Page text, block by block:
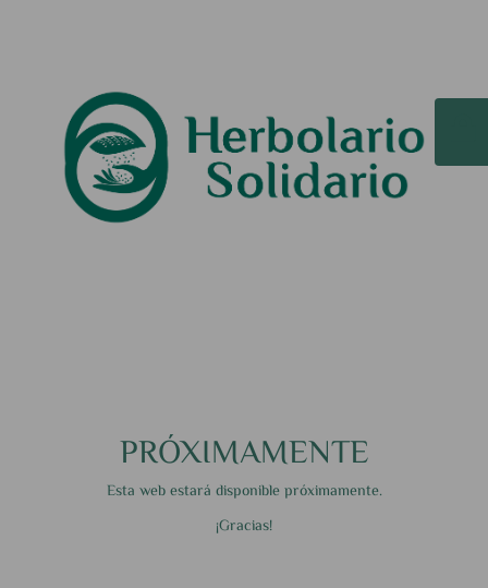
PRÓXIMAMENTE
Esta web estará disponible próximamente.
¡Gracias!